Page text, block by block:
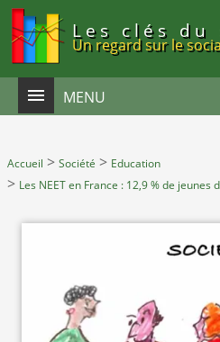
Les clés du
Un regard sur le
MENU
Accueil > Société > Education
> Les NEET en France : 12,9 % de jeunes
Panneau de gestion des cookies